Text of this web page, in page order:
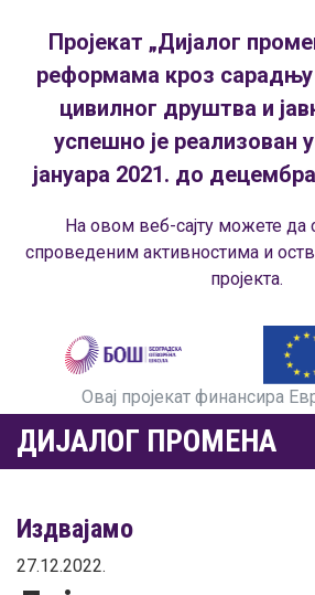
Пројекат „Дијалог
реформама кроз сарадњу
цивилног друштва и
успешно је реализован
јануара 2021. до
На овом веб-сајту можете да
спроведеним активностима и
пројекта.
Овај пројекат финансира
ДИЈАЛОГ ПРОМЕНА
Издвајамо
27.12.2022.